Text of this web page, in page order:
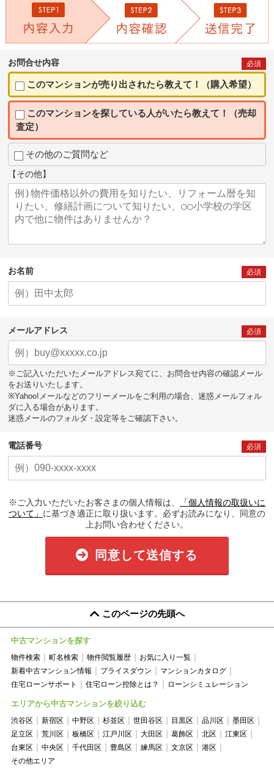
お問合せ内容 必須
このマンションが売り出されたら教えて！（購入希望）
このマンションを探している人がいたら教えて！（売却
査定）
その他のご質問など
【その他】
お名前 必須
メールアドレス 必須
※ご記入いただいたメールアドレス宛てに、お問合せ内容の確認メール
をお送りいたします。
※Yahoo!メールなどのフリーメールをご利用の場合、迷惑メールフォル
ダに入る場合があります。
迷惑メールのフォルダ・設定等をご確認下さい。
電話番号 必須
※ご入力いただいたお客さまの個人情報は、
「個人情報の取扱いに
ついて」 に基づき適正に取り扱います。必ずお読みになり、同意の
上お問い合わせください。
同意して送信する
このページの先頭へ
中古マンションを探す
物件検索 町名検索 物件閲覧履歴
お気に入り一覧
新着中古マンション情報
プライスダウン
マンションカタログ
住宅ローンサポート
住宅ローン控除とは？ ローンシミュレーション
エリアから中古マンションを絞り込む
渋谷区 新宿区 中野区 杉並区 世田谷区 目黒区 品川区
墨田区
足立区
荒川区 板橋区 江戸川区 大田区 葛飾区 北区
江東区
台東区
中央区 千代田区 豊島区 練馬区 文京区
港区
その他エリア